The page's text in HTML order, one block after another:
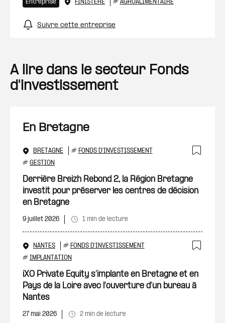
Entreprise FINISTÈRE # AGROALIMENTAIRE
Suivre cette entreprise
A lire dans le secteur Fonds
d'investissement
En Bretagne
BRETAGNE # FONDS D'INVESTISSEMENT
# GESTION
Derrière Breizh Rebond 2, la Région Bretagne
investit pour préserver les centres de décision
en Bretagne
9 juillet 2026 1 min de lecture
NANTES # FONDS D'INVESTISSEMENT
# IMPLANTATION
iXO Private Equity s’implante en Bretagne et en
Pays de la Loire avec l’ouverture d’un bureau à
Nantes
27 mai 2026 2 min de lecture